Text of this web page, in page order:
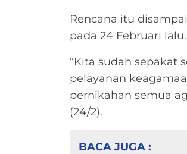
Rencana itu
pada 24 Februari lalu.
“Kita sudah sepakat
pelayanan
pernikahan semua
(24/2).
BACA JUGA :